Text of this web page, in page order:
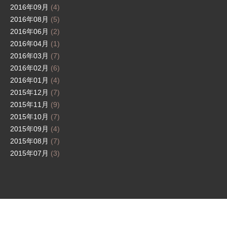
2016年09月 (4)
2016年08月 (5)
2016年06月 (2)
2016年04月 (1)
2016年03月 (7)
2016年02月 (6)
2016年01月 (4)
2015年12月 (7)
2015年11月 (9)
2015年10月 (7)
2015年09月 (4)
2015年08月 (7)
2015年07月 (3)